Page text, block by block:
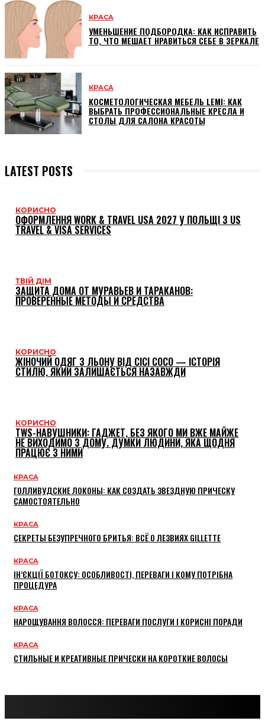
КРАСА
УМЕНЬШЕНИЕ ПОДБОРОДКА: КАК ИСПРАВИТЬ
ТО, ЧТО МЕШАЕТ НРАВИТЬСЯ СЕБЕ В ЗЕРКАЛЕ
КРАСА
КОСМЕТОЛОГИЧЕСКАЯ МЕБЕЛЬ LEMI: КАК
ВЫБРАТЬ ПРОФЕССИОНАЛЬНЫЕ КРЕСЛА И
СТОЛЫ ДЛЯ САЛОНА КРАСОТЫ
LATEST POSTS
КОРИСНО
ОФОРМЛЕННЯ WORK & TRAVEL USA 2027 У ПОЛЬЩІ З US
TRAVEL & VISA SERVICES
ТВІЙ ДІМ
ЗАЩИТА ДОМА ОТ МУРАВЬЕВ И ТАРАКАНОВ:
ПРОВЕРЕННЫЕ МЕТОДЫ И СРЕДСТВА
КОРИСНО
ЖІНОЧИЙ ОДЯГ З ЛЬОНУ ВІД CICI COCO — ІСТОРІЯ
СТИЛЮ, ЯКИЙ ЗАЛИШАЄТЬСЯ НАЗАВЖДИ
КОРИСНО
TWS-НАВУШНИКИ: ГАДЖЕТ, БЕЗ ЯКОГО МИ ВЖЕ МАЙЖЕ
НЕ ВИХОДИМО З ДОМУ. ДУМКИ ЛЮДИНИ, ЯКА ЩОДНЯ
ПРАЦЮЄ З НИМИ
КРАСА
ГОЛЛИВУДСКИЕ ЛОКОНЫ: КАК СОЗДАТЬ ЗВЕЗДНУЮ ПРИЧЕСКУ
САМОСТОЯТЕЛЬНО
КРАСА
СЕКРЕТЫ БЕЗУПРЕЧНОГО БРИТЬЯ: ВСЁ О ЛЕЗВИЯХ GILLETTE
КРАСА
ІН’ЄКЦІЇ БОТОКСУ: ОСОБЛИВОСТІ, ПЕРЕВАГИ І КОМУ ПОТРІБНА
ПРОЦЕДУРА
КРАСА
НАРОЩУВАННЯ ВОЛОССЯ: ПЕРЕВАГИ ПОСЛУГИ І КОРИСНІ ПОРАДИ
КРАСА
СТИЛЬНЫЕ И КРЕАТИВНЫЕ ПРИЧЕСКИ НА КОРОТКИЕ ВОЛОСЫ